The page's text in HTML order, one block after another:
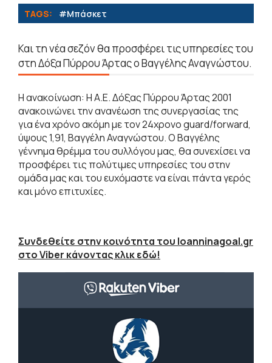
TAGS: #Μπάσκετ
Και τη νέα σεζόν θα προσφέρει τις υπηρεσίες του
στη Δόξα Πύρρου Άρτας ο Βαγγέλης Αναγνώστου.
Η ανακοίνωση: Η Α.Ε. Δόξας Πύρρου Άρτας 2001
ανακοινώνει την ανανέωση της συνεργασίας της
για ένα χρόνο ακόμη με τον 24χρονο guard/forward,
ύψους 1,91, Βαγγέλη Αναγνώστου. Ο Βαγγέλης
γέννημα θρέμμα του συλλόγου μας, θα συνεχίσει να
προσφέρει τις πολύτιμες υπηρεσίες του στην
ομάδα μας και του ευχόμαστε να είναι πάντα γερός
και μόνο επιτυχίες.
Συνδεθείτε στην κοινότητα του Ioanninagoal.gr
στο Viber κάνοντας κλικ εδώ!